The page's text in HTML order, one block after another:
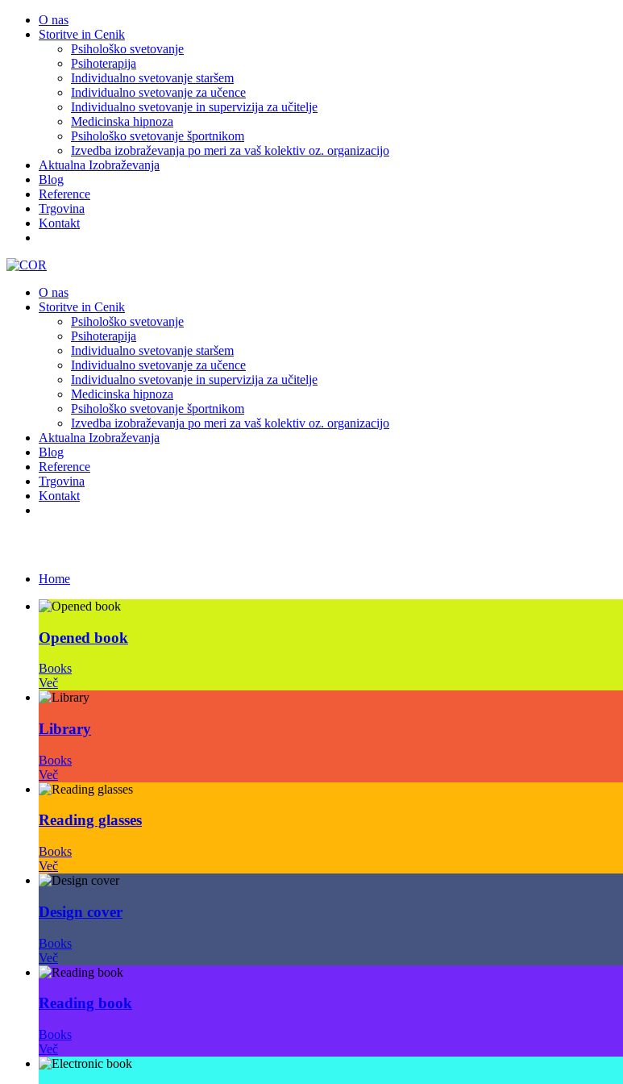
O nas
Storitve in Cenik
Psihološko svetovanje
Psihoterapija
Individualno svetovanje staršem
Individualno svetovanje za učence
Individualno svetovanje in supervizija za učitelje
Medicinska hipnoza
Psihološko svetovanje športnikom
Izvedba izobraževanja po meri za vaš kolektiv oz. organizacijo
Aktualna Izobraževanja
Blog
Reference
Trgovina
Kontakt
O nas
Storitve in Cenik
Psihološko svetovanje
Psihoterapija
Individualno svetovanje staršem
Individualno svetovanje za učence
Individualno svetovanje in supervizija za učitelje
Medicinska hipnoza
Psihološko svetovanje športnikom
Izvedba izobraževanja po meri za vaš kolektiv oz. organizacijo
Aktualna Izobraževanja
Blog
Reference
Trgovina
Kontakt
Home
Opened book
Books
Več
Library
Books
Več
Reading glasses
Books
Več
Design cover
Books
Več
Reading book
Books
Več